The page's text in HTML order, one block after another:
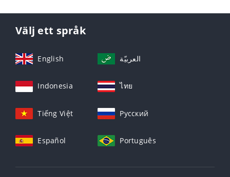
Välj ett språk
English العربيّة
Indonesia ไทย
Tiếng Việt Русский
Español Português